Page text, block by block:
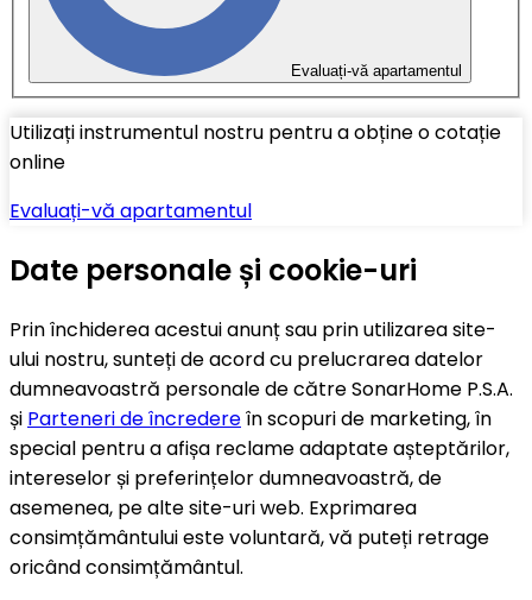
Evaluați-vă apartamentul
Utilizați instrumentul nostru pentru a obține o cotație
online
Evaluați-vă apartamentul
Date personale și cookie-uri
Prin închiderea acestui anunț sau prin utilizarea site-
ului nostru, sunteți de acord cu prelucrarea datelor
dumneavoastră personale de către SonarHome P.S.A.
și Parteneri de încredereîn scopuri de marketing, în
special pentru a afișa reclame adaptate așteptărilor,
intereselor și preferințelor dumneavoastră, de
asemenea, pe alte site-uri web. Exprimarea
consimțământului este voluntară, vă puteți retrage
oricând consimțământul.